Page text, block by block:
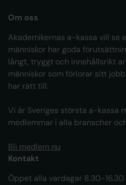
Om oss
Akademikernas a-kassa vill se
människor har goda
långt, tryggt och innehållsrikt
människor som förlorar sitt
har rätt till.
Vi är Sveriges största a-kassa
medlemmar i alla branscher
Bli medlem nu
Kontakt
Öppet alla vardagar 8.30-16.30